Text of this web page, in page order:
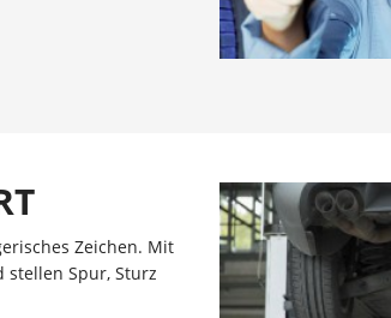
Zeichen. Mit
stellen Spur, Sturz